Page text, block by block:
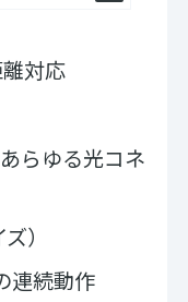
対応
らゆる光コネ
）
連続動作